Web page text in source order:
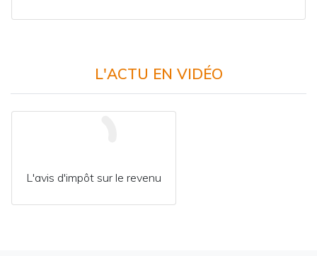
L'ACTU EN VIDÉO
L'avis d'impôt sur le revenu